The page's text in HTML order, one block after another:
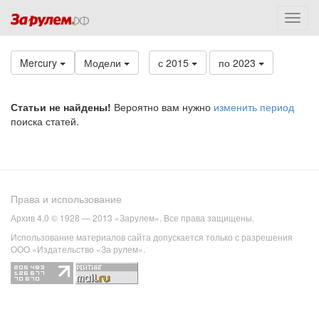
Mercury Модели с 2015 по 2023
Статьи не найдены! Вероятно вам нужно изменить период
поиска статей.
Права и использование
Архив 4.0 © 1928 — 2013 «Зарулем». Все права защищены.
Использование материалов сайта допускается только с разрешения
ООО «Издательство «За рулем».